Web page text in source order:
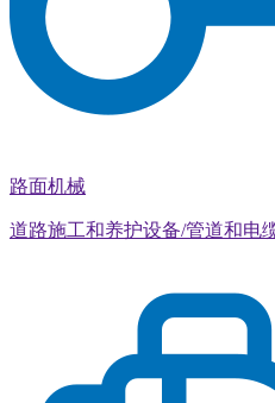
路面机械
道路施工和养护设备/管道和电